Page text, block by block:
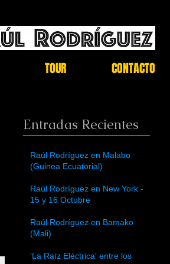
TOUR CONTACTO
Entradas Recientes
Raúl Rodríguez en Malabo
(Guinea Ecuatorial)
Raúl Rodríguez en New York -
15 y 16 Octubre
Raúl Rodríguez en Bamako
(Mali)
'La Raíz Eléctrica' entre los